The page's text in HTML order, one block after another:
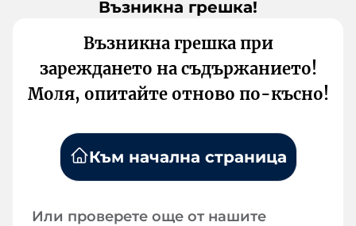
Възникна грешка!
Възникна грешка при
зареждането на съдържанието!
Моля, опитайте отново по-късно!
Към начална страница
Или проверете още от нашите